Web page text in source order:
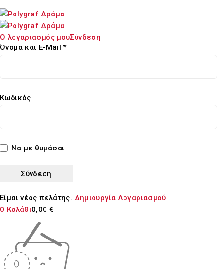
Ο λογαριασμός μουΣύνδεση
Όνομα και E-Mail *
Κωδικός
Να με θυμάσαι
Είμαι νέος πελάτης. Δημιουργία Λογαριασμού
0 Καλάθι0,00 €